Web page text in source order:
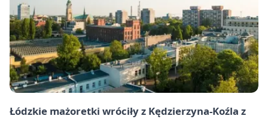
Łódzkie mażoretki wróciły z Kędzierzyna-Koźla z